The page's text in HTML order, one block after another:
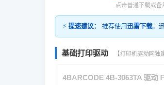
点击普通下载或
⚡ 提速建议： 推荐使用迅雷下载。
基础打印驱动 【打印机驱动网独
4BARCODE 4B-3063TA 驱动